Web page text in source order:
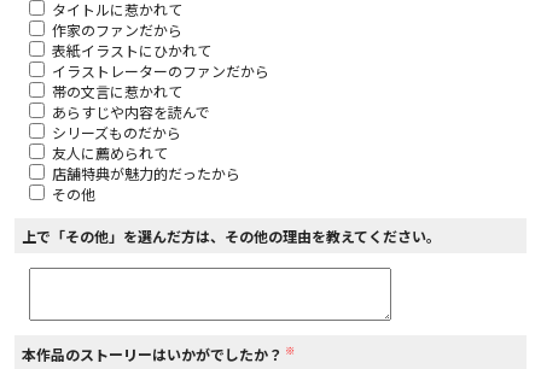
コミックパルフェ
タイトルに惹かれて
作家のファンだから
表紙イラストにひかれて
イラストレーターのファンだから
帯の文言に惹かれて
あらすじや内容を読んで
シリーズものだから
友人に薦められて
店舗特典が魅力的だったから
その他
上で「その他」を選んだ方は、その他の理由を教えてください。
本作品のストーリーはいかがでしたか？ ※